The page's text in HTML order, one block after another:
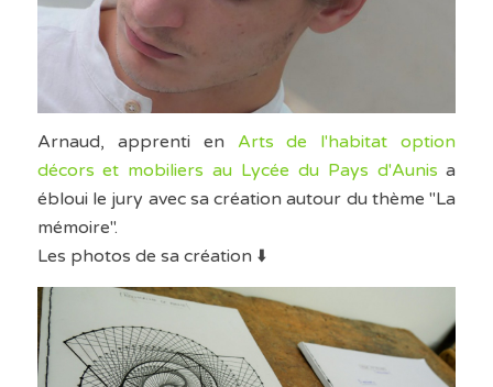
Arnaud, apprenti en Arts de l'habitat option
décors et mobiliers au Lycée du Pays d'Aunis a
ébloui le jury avec sa création autour du thème "La
mémoire".
Les photos de sa création ⬇️